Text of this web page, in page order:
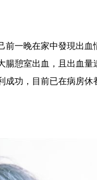
前一晚在家中發現出血
腸憩室出血，且出血量
成功，目前已在病房休